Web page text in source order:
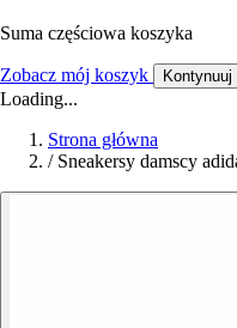
Suma częściowa koszyka
Zobacz mój koszyk
Loading...
Strona główna
/ Sneakersy damscy